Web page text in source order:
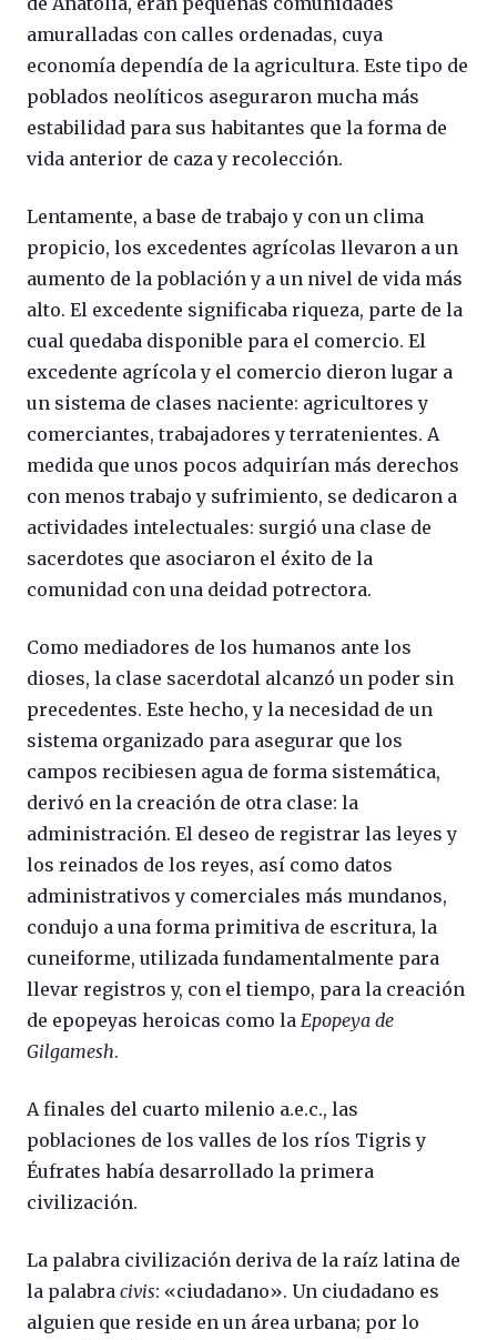
amuralladas con calles ordenadas, cuya
economía dependía de la agricultura. Este tipo de
poblados neolíticos aseguraron mucha más
estabilidad para sus habitantes que la forma de
vida anterior de caza y recolección.
Lentamente, a base de trabajo y con un clima
propicio, los excedentes agrícolas llevaron a un
aumento de la población y a un nivel de vida más
alto. El excedente significaba riqueza, parte de la
cual quedaba disponible para el comercio. El
excedente agrícola y el comercio dieron lugar a
un sistema de clases naciente: agricultores y
comerciantes, trabajadores y terratenientes. A
medida que unos pocos adquirían más derechos
con menos trabajo y sufrimiento, se dedicaron a
actividades intelectuales: surgió una clase de
sacerdotes que asociaron el éxito de la
comunidad con una deidad potrectora.
Como mediadores de los humanos ante los
dioses, la clase sacerdotal alcanzó un poder sin
precedentes. Este hecho, y la necesidad de un
sistema organizado para asegurar que los
campos recibiesen agua de forma sistemática,
derivó en la creación de otra clase: la
administración. El deseo de registrar las leyes y
los reinados de los reyes, así como datos
administrativos y comerciales más mundanos,
condujo a una forma primitiva de escritura, la
cuneiforme, utilizada fundamentalmente para
llevar registros y, con el tiempo, para la creación
de epopeyas heroicas como la Epopeya de
Gilgamesh.
A finales del cuarto milenio a.e.c., las
poblaciones de los valles de los ríos Tigris y
Éufrates había desarrollado la primera
civilización.
La palabra civilización deriva de la raíz latina de
la palabra civis: «ciudadano». Un ciudadano es
alguien que reside en un área urbana; por lo